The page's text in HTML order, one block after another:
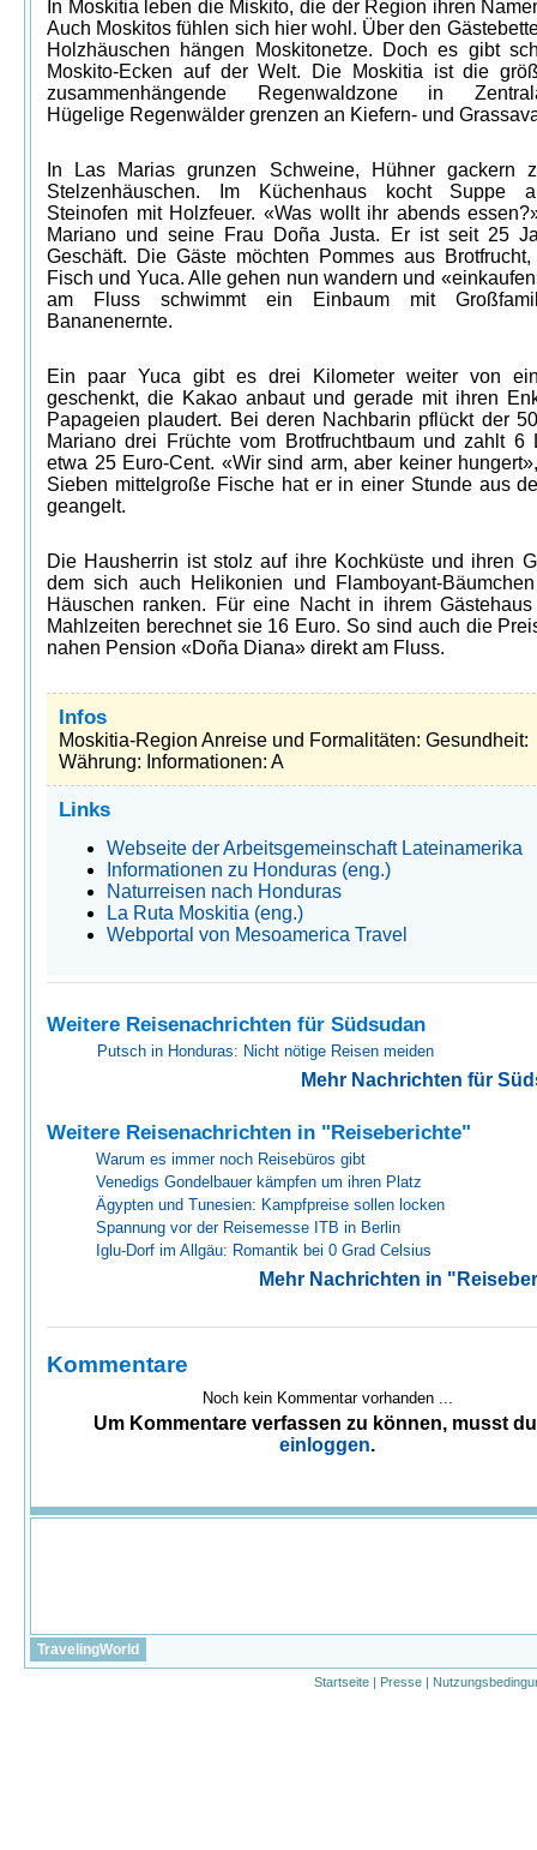
In Moskitia leben die Miskito, die der Region ihren
Auch Moskitos fühlen sich hier wohl. Über den
Holzhäuschen hängen Moskitonetze. Doch es gibt
Moskito-Ecken auf der Welt. Die Moskitia ist die
zusammenhängende Regenwaldzone in
Hügelige Regenwälder grenzen an Kiefern- und
In Las Marias grunzen Schweine, Hühner gackern
Stelzenhäuschen. Im Küchenhaus kocht Suppe
Steinofen mit Holzfeuer. «Was wollt ihr abends
Mariano und seine Frau Doña Justa. Er ist seit 25
Geschäft. Die Gäste möchten Pommes aus Brotfrucht,
Fisch und Yuca. Alle gehen nun wandern und
am Fluss schwimmt ein Einbaum mit
Bananenernte.
Ein paar Yuca gibt es drei Kilometer weiter von
geschenkt, die Kakao anbaut und gerade mit ihren
Papageien plaudert. Bei deren Nachbarin pflückt der
Mariano drei Früchte vom Brotfruchtbaum und zahlt 6
etwa 25 Euro-Cent. «Wir sind arm, aber keiner
Sieben mittelgroße Fische hat er in einer Stunde aus
geangelt.
Die Hausherrin ist stolz auf ihre Kochküste und ihren
dem sich auch Helikonien und Flamboyant-
Häuschen ranken. Für eine Nacht in ihrem
Mahlzeiten berechnet sie 16 Euro. So sind auch die
nahen Pension «Doña Diana» direkt am Fluss.
Infos
Moskitia-Region Anreise und Formalitäten: Gesundheit:
Währung: Informationen: A
Links
Webseite der Arbeitsgemeinschaft Lateinamerika
Informationen zu Honduras (eng.)
Naturreisen nach Honduras
La Ruta Moskitia (eng.)
Webportal von Mesoamerica Travel
Weitere Reisenachrichten für Südsudan
Putsch in Honduras: Nicht nötige Reisen meiden
Mehr Nachrichten für
Weitere Reisenachrichten in "Reiseberichte"
Warum es immer noch Reisebüros gibt
Venedigs Gondelbauer kämpfen um ihren Platz
Ägypten und Tunesien: Kampfpreise sollen locken
Spannung vor der Reisemesse ITB in Berlin
Iglu-Dorf im Allgäu: Romantik bei 0 Grad Celsius
Mehr Nachrichten in
Kommentare
Noch kein Kommentar vorhanden ...
Um Kommentare verfassen zu können, musst
einloggen.
TravelingWorld
Startseite | Presse |